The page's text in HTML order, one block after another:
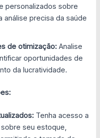
personalizados sobre
análise precisa da saúde
de otimização: Analise
oportunidades de
da lucratividade.
Tenha acesso a
seu estoque,